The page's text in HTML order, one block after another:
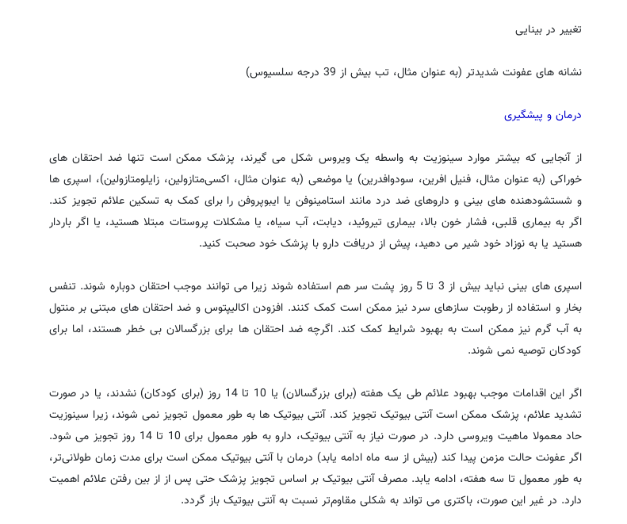
تغییر در بینایی
نشانه های عفونت شدیدتر (به عنوان مثال، تب بیش از 39 درجه سلسیوس)
درمان و پیشگیری
از آنجایی که بیشتر موارد سینوزیت به واسطه یک ویروس شکل می گیرند، پزشک ممکن است تنها ضد احتقان های
خوراکی (به عنوان مثال، فنیل افرین، سودوافدرین) یا موضعی (به عنوان مثال، اکسی‌متازولین، زایلومتازولین)، اسپری ها
و شستشودهنده های بینی و داروهای ضد درد مانند استامینوفن یا ایبوپروفن را برای کمک به تسکین علائم تجویز کند.
اگر به بیماری قلبی، فشار خون بالا، بیماری تیروئید، دیابت، آب سیاه، یا مشکلات پروستات مبتلا هستید، یا اگر باردار
هستید یا به نوزاد خود شیر می دهید، پیش از دریافت دارو با پزشک خود صحبت کنید.
اسپری های بینی نباید بیش از 3 تا 5 روز پشت سر هم استفاده شوند زیرا می توانند موجب احتقان دوباره شوند. تنفس
بخار و استفاده از رطوبت سازهای سرد نیز ممکن است کمک کنند. افزودن اکالیپتوس و ضد احتقان های مبتنی بر منتول
به آب گرم نیز ممکن است به بهبود شرایط کمک کند. اگرچه ضد احتقان ها برای بزرگسالان بی خطر هستند، اما برای
کودکان توصیه نمی شوند.
اگر این اقدامات موجب بهبود علائم طی یک هفته (برای بزرگسالان) یا 10 تا 14 روز (برای کودکان) نشدند، یا در صورت
تشدید علائم، پزشک ممکن است آنتی بیوتیک تجویز کند. آنتی بیوتیک ها به طور معمول تجویز نمی شوند، زیرا سینوزیت
حاد معمولا ماهیت ویروسی دارد. در صورت نیاز به آنتی بیوتیک، دارو به طور معمول برای 10 تا 14 روز تجویز می شود.
اگر عفونت حالت مزمن پیدا کند (بیش از سه ماه ادامه یابد) درمان با آنتی بیوتیک ممکن است برای مدت زمان طولانی‌تر،
به طور معمول تا سه هفته، ادامه یابد. مصرف آنتی بیوتیک بر اساس تجویز پزشک حتی پس از از بین رفتن علائم اهمیت
دارد. در غیر این صورت، باکتری می تواند به شکلی مقاوم‌تر نسبت به آنتی بیوتیک باز گردد.